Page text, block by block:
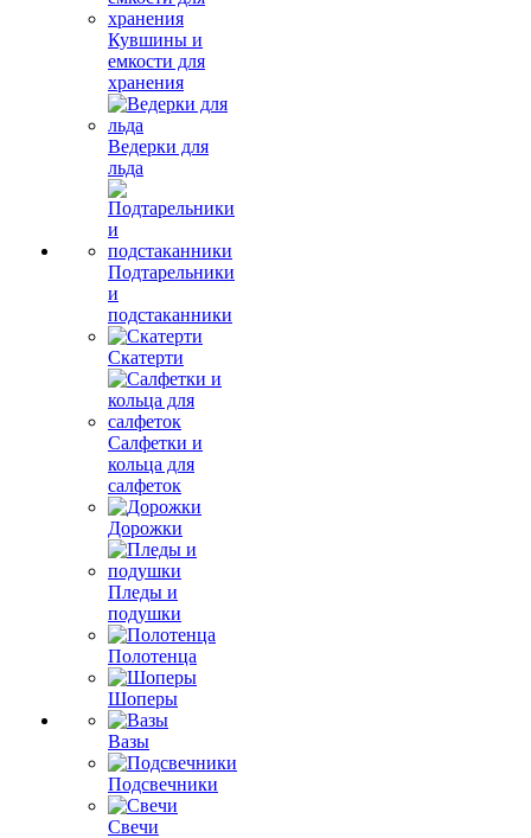
Кувшины и
емкости для
хранения
Ведерки для
льда
Подтарельники
и
подстаканники
Скатерти
Салфетки и
кольца для
салфеток
Дорожки
Пледы и
подушки
Полотенца
Шоперы
Вазы
Подсвечники
Свечи